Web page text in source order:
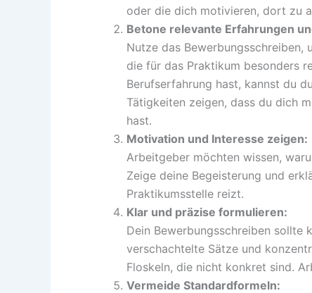
oder die dich motivieren, dort zu
Betone relevante Erfahrungen
Nutze das Bewerbungsschreiben,
die für das Praktikum besonders
Berufserfahrung hast, kannst du
Tätigkeiten zeigen, dass du dich
hast.
Motivation und Interesse zeigen:
Arbeitgeber möchten wissen,
Zeige deine Begeisterung und
Praktikumsstelle reizt.
Klar und präzise formulieren:
Dein Bewerbungsschreiben sollte
verschachtelte Sätze und
Floskeln, die nicht konkret sind.
Vermeide Standardformeln: